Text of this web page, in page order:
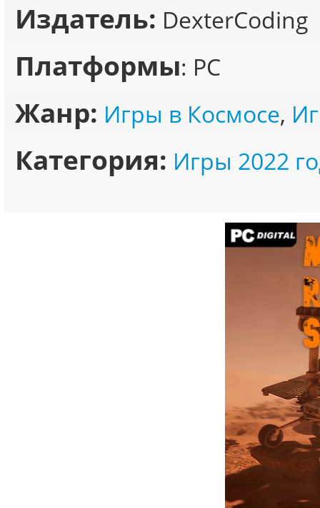
Издатель: DexterCoding
Платформы: PC
Жанр: Игры в Космосе,
Категория: Игры 2022